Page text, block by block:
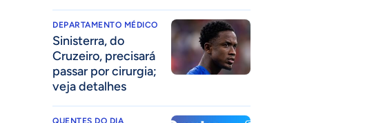
DEPARTAMENTO MÉDICO
Sinisterra, do
Cruzeiro, precisará
passar por cirurgia;
veja detalhes
QUENTES DO DIA